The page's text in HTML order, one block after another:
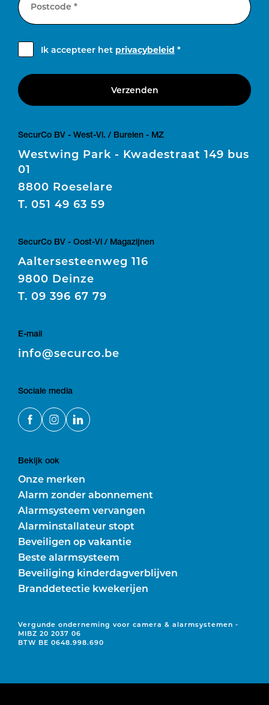
Postcode *
Ik accepteer het privacybeleid *
Verzenden
SecurCo BV - West-Vl. / Burelen - MZ
Westwing Park - Kwadestraat 149 bus
01
8800 Roeselare
T. 051 49 63 59
SecurCo BV - Oost-Vl / Magazijnen
Aaltersesteenweg 116
9800 Deinze
T. 09 396 67 79
E-mail
E
info@securco.be
Sociale media
Bekijk ook
Onze merken
Alarm zonder abonnement
Alarmsysteem vervangen
Alarminstallateur stopt
Beveiligen op vakantie
Beste alarmsysteem
Beveiliging kinderdagverblijven
Branddetectie kwekerijen
Vergunde onderneming voor camera & alarmsystemen -
MIBZ 20 2037 06
BTW BE 0648.998.690